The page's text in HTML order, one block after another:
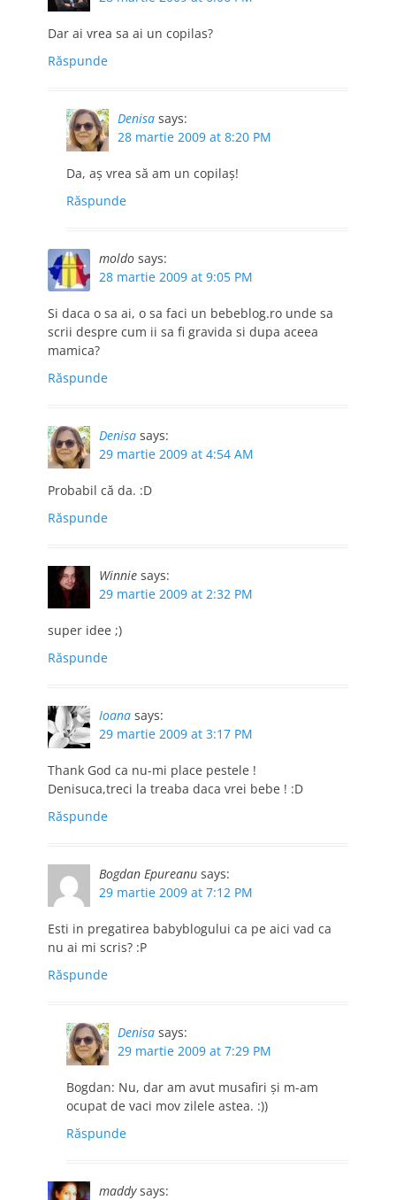
Dar ai vrea sa ai un copilas?
Răspunde
Denisa says:
28 martie 2009 at 8:20 PM
Da, aş vrea să am un copilaş!
Răspunde
moldo says:
28 martie 2009 at 9:05 PM
Si daca o sa ai, o sa faci un bebeblog.ro unde sa
scrii despre cum ii sa fi gravida si dupa aceea
mamica?
Răspunde
Denisa says:
29 martie 2009 at 4:54 AM
Probabil că da. :D
Răspunde
Winnie says:
29 martie 2009 at 2:32 PM
super idee ;)
Răspunde
Ioana says:
29 martie 2009 at 3:17 PM
Thank God ca nu-mi place pestele !
Denisuca,treci la treaba daca vrei bebe ! :D
Răspunde
Bogdan Epureanu says:
29 martie 2009 at 7:12 PM
Esti in pregatirea babyblogului ca pe aici vad ca
nu ai mi scris? :P
Răspunde
Denisa says:
29 martie 2009 at 7:29 PM
Bogdan: Nu, dar am avut musafiri şi m-am
ocupat de vaci mov zilele astea. :))
Răspunde
maddy says: